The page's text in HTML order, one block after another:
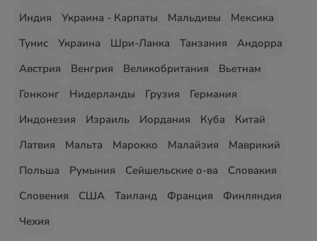
Индия
Украина - Карпаты Мальдивы
Мексика
Тунис
Украина Шри-Ланка Танзания
Андорра
Австрия
Венгрия Великобритания
Вьетнам
Гонконг
Нидерланды Грузия
Германия
Индонезия
Израиль Иордания Куба
Китай
Латвия
Мальта Марокко Малайзия
Маврикий
Польша
Румыния Сейшельские о-ва
Словакия
Словения
США Таиланд Франция
Финляндия
Чехия